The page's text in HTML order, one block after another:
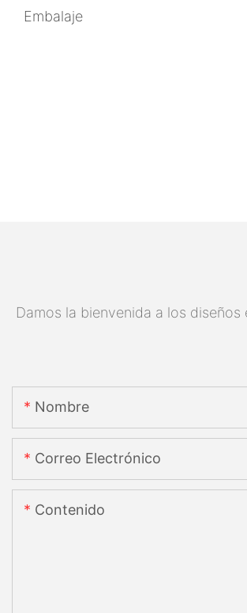
Embalaje
Damos la bienvenida a los
Nombre
Correo Electrónico
Contenido